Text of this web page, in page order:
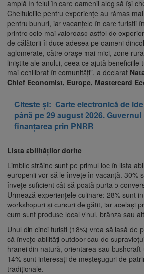
amplă în felul în care oamenii aleg să își
Cheltuielile pentru experiențe au rămas
pentru bunuri, iar vacanțele în care turiștii
printre cele mai valoroase astfel de
de călătorii îi duce adesea pe oameni
aglomerate, către orașe mai mici, zone
liniștite ale anului, ceea ce ajută beneficiile
mai echilibrat în comunități”, a declarat
Chief Economist, Europe, Mastercard
Citeste și: Carte electronică de
până pe 29 august 2026.
finanțarea prin PNRR
Lista abilităților dorite
Limbile străine sunt pe primul loc în lista
europenii vor să le învețe în vacanță. 30%
învețe suficient cât să poată purta o
Urmează experiențele culinare: 28% sunt
workshopuri și cursuri de gătit, iar același
cum sunt produse local vinul, brânza sau
Unul din cinci turiști (18%) vrea să iasă de
să învețe abilități outdoor sau de
hranei din natură, orientarea sau
14% sunt interesați de meșteșuguri de
tradiționale.